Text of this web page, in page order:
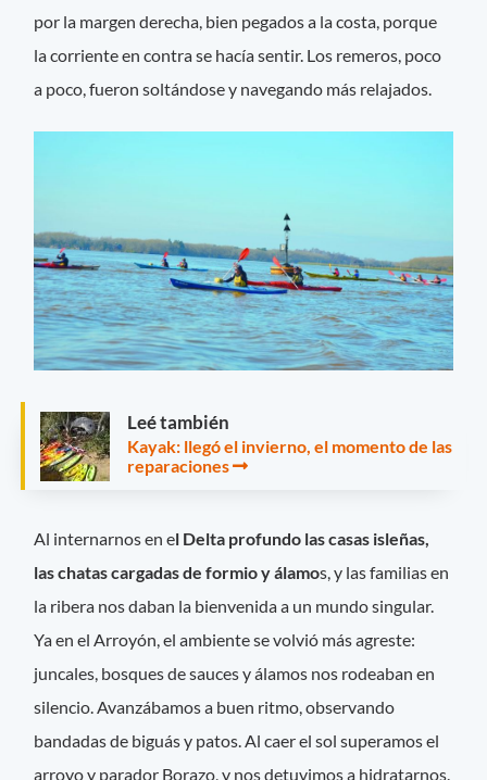
por la margen derecha, bien pegados a la costa, porque
la corriente en contra se hacía sentir. Los remeros, poco
a poco, fueron soltándose y navegando más relajados.
Leé también
Kayak: llegó el invierno, el momento de las
reparaciones
Al internarnos en el Delta profundo las casas isleñas,
las chatas cargadas de formio y álamos, y las familias en
la ribera nos daban la bienvenida a un mundo singular.
Ya en el Arroyón, el ambiente se volvió más agreste:
juncales, bosques de sauces y álamos nos rodeaban en
silencio. Avanzábamos a buen ritmo, observando
bandadas de biguás y patos. Al caer el sol superamos el
arroyo y parador Borazo, y nos detuvimos a hidratarnos.